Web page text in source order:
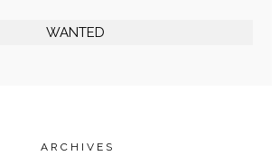
WANTED
ARCHIVES